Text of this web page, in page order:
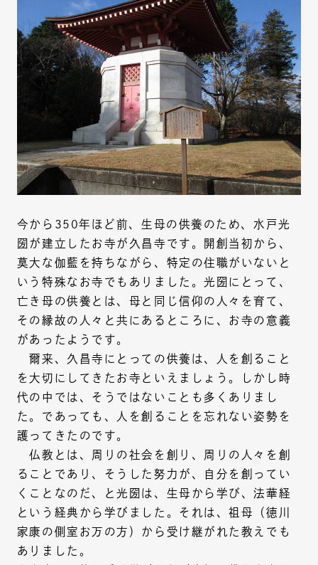
今から350年ほど前、生母の供養のため、水戸光
圀が建立したお寺が久昌寺です。開創当初から、
莫大な伽藍を持ちながら、特定の住職がいないと
いう特殊なお寺でもありました。光圀にとって、
亡き母の供養とは、母と同じ信仰の人々を育て、
その縁故の人々と共にあるところに、お寺の意義
があったようです。
爾来、久昌寺にとっての供養は、人を創ること
を大切にしてきたお寺といえましょう。しかし時
代の中では、そうではないことも多くありまし
た。であっても、人を創ることを忘れない姿勢を
護ってきたのです。
仏教とは、周りの社会を創り、周りの人々を創
ることであり、そうした努力が、自分を創ってい
くことなのだ、と光圀は、生母から学び、法華経
という経典から学びました。それは、祖母（徳川
家康の側室お万の方）から受け継がれた教えでも
ありました。